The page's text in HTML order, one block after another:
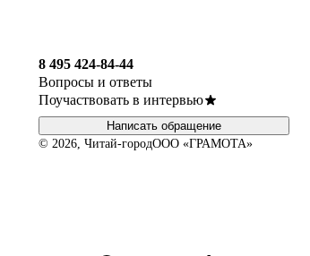
8 495 424-84-44
Вопросы и ответы
Поучаствовать в интервью
Написать обращение
© 2026, Читай-городООО «ГРАМОТА»